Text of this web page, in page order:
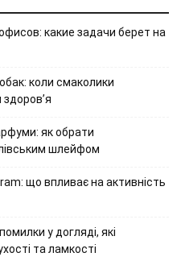
какие задачи берет на
коли смаколики
як обрати
шлейфом
що впливає на активність
у догляді, які
та ламкості